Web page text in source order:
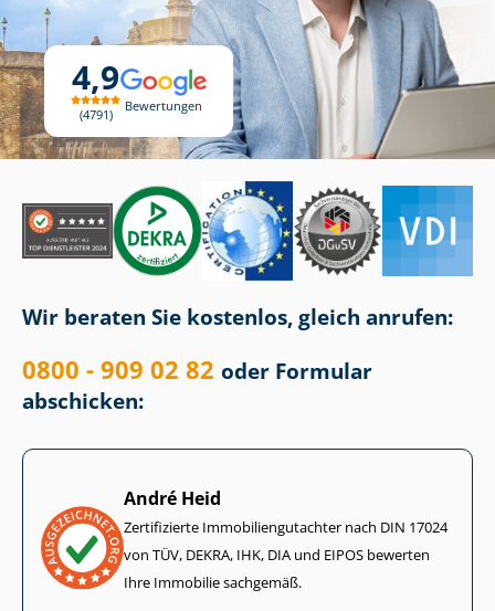
4,9
4791
Bewertungen
Wir beraten Sie kostenlos, gleich anrufen:
0800 - 909 02 82 oder Formular
abschicken:
André Heid
Zertifizierte Im­mo­bi­li­en­gut­ach­ter nach DIN 17024
von TÜV, DEKRA, IHK, DIA und EIPOS bewerten
Ihre Immobilie sachgemäß.